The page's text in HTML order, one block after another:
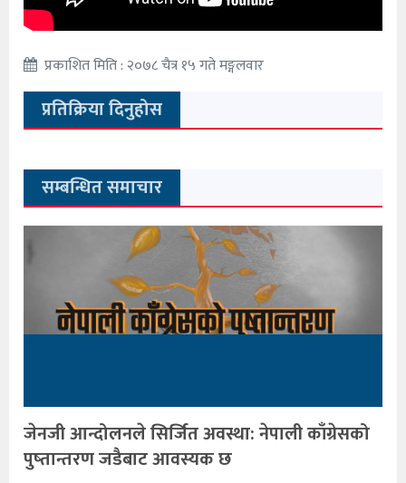
प्रकाशित मिति : २०७८ चैत्र १५ गते मङ्गलवार
प्रतिक्रिया दिनुहोस
सम्बन्धित समाचार
जेनजी आन्दोलनले सिर्जित अवस्था: नेपाली काँग्रेसको
पुष्तान्तरण जडैबाट आवस्यक छ